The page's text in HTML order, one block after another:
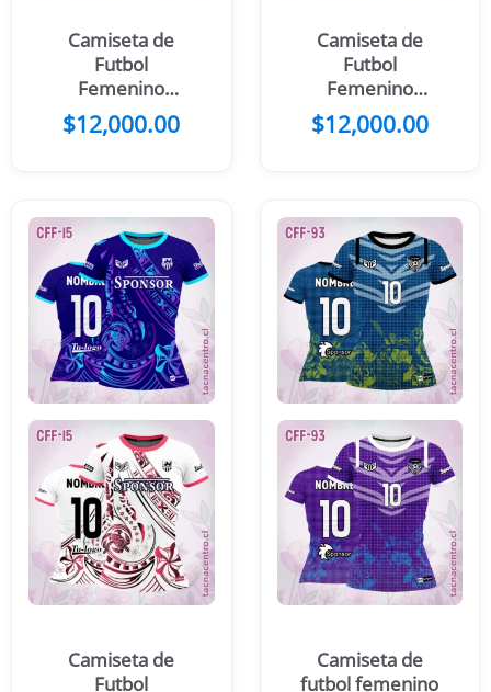
Camiseta de
Futbol
Femenino
Celeste Figuras
$12,000.00
Camiseta de
Futbol
Femenino
Guerrera
Celeste Blanco
$12,000.00
Camiseta de
Futbol
Camiseta de
futbol femenino